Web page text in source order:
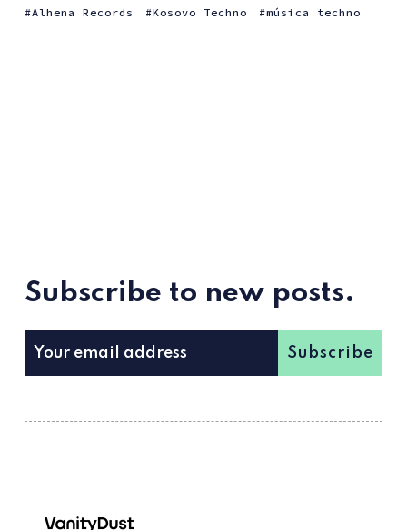
Alhena Records
Kosovo Techno música techno
Subscribe to new posts.
Subscribe